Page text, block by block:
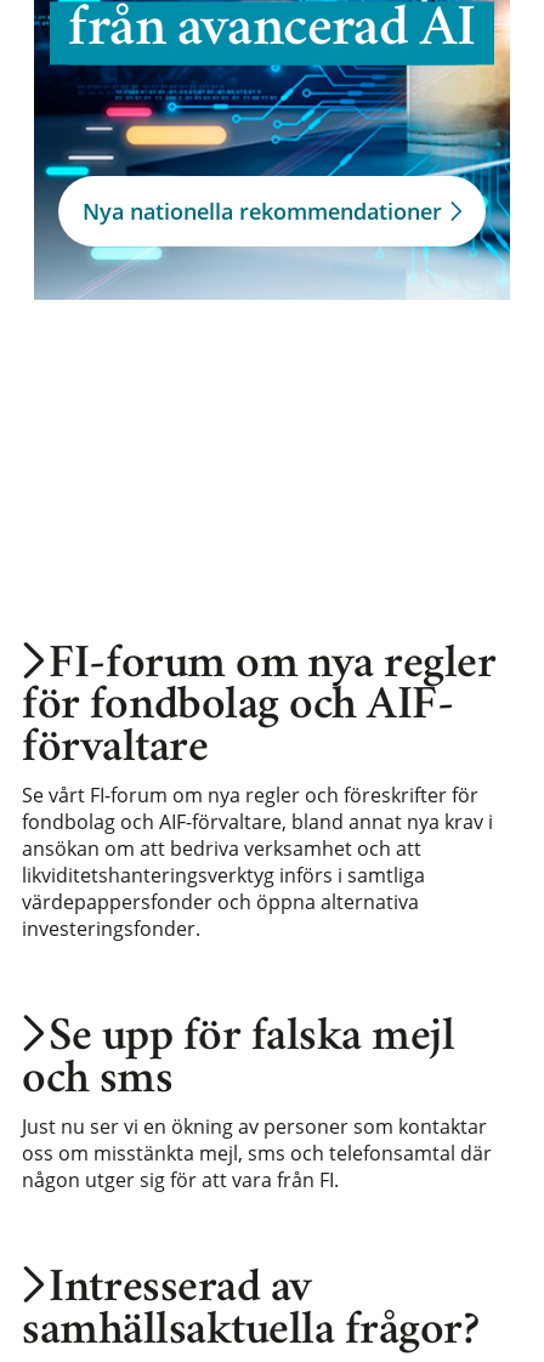
från avancerad AI
Nya nationella rekommendationer
Intresserad av
samhällsaktuella frågor?
Se upp för falska mejl
och sms
Just nu ser vi en ökning av personer som kontaktar
oss om misstänkta mejl, sms och telefonsamtal där
någon utger sig för att vara från FI.
FI-forum om nya regler
för fondbolag och AIF-
förvaltare
Se vårt FI-forum om nya regler och föreskrifter för
fondbolag och AIF-förvaltare, bland annat nya krav i
ansökan om att bedriva verksamhet och att
likviditetshanteringsverktyg införs i samtliga
värdepappersfonder och öppna alternativa
investeringsfonder.